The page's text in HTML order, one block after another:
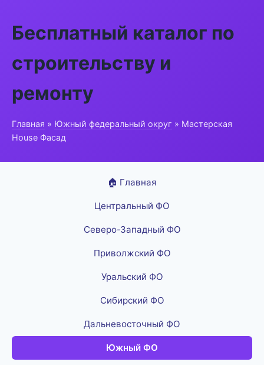
Бесплатный каталог по
строительству и
ремонту
Главная » Южный федеральный округ » Мастерская
House Фасад
🏠 Главная
Центральный ФО
Северо-Западный ФО
Приволжский ФО
Уральский ФО
Сибирский ФО
Дальневосточный ФО
Южный ФО